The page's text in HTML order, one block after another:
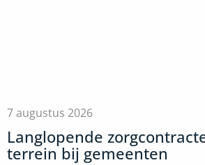
7 augustus 2026
Langlopende
terrein bij gemeenten